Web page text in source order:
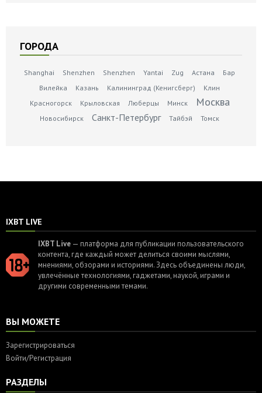
ГОРОДА
Shanghai Shenzhen Shenzhen Yantai Zug Астана
Бар
Вилейка
Казань Калининград (Кенигсберг)
Клин
Красногорск
Крыловская Люберцы Минск Москва
Новосибирск Санкт-Петербург Тайбэй Томск
IXBT LIVE
IXBT Live — платформа для публикации пользовательского
контента, где каждый может делиться своими мыслями,
мнениями, обзорами и историями. Здесь объединены люди,
увлечённые технологиями, гаджетами, наукой, играми и
другими современными темами.
ВЫ МОЖЕТЕ
Зарегистрироваться
Войти/Регистрация
РАЗДЕЛЫ